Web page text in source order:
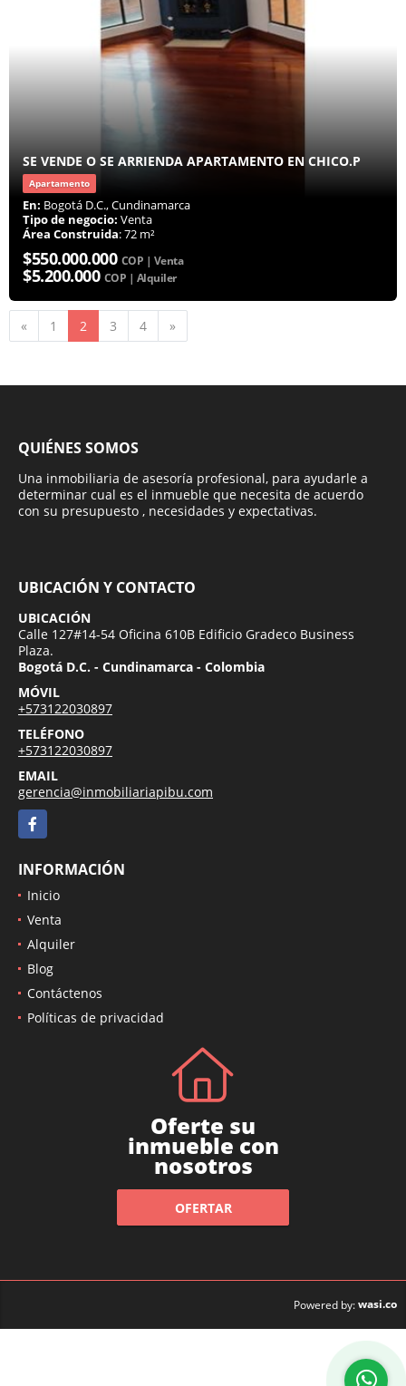
SE VENDE O SE ARRIENDA APARTAMENTO EN CHICO.P
Apartamento
En: Bogotá D.C., Cundinamarca
Tipo de negocio: Venta
Área Construida: 72 m²
$550.000.000 COP | Venta
$5.200.000 COP | Alquiler
« Anterior
1 2 3 4 »
QUIÉNES SOMOS
Una inmobiliaria de asesoría profesional, para ayudarle a
determinar cual es el inmueble que necesita de acuerdo
con su presupuesto , necesidades y expectativas.
UBICACIÓN Y CONTACTO
UBICACIÓN
Calle 127#14-54 Oficina 610B Edificio Gradeco Business
Plaza.
Bogotá D.C. - Cundinamarca - Colombia
MÓVIL
+573122030897
TELÉFONO
+573122030897
EMAIL
gerencia@inmobiliariapibu.com
Facebook
INFORMACIÓN
Inicio
Venta
Alquiler
Blog
Contáctenos
Políticas de privacidad
Oferte su
inmueble con
nosotros
OFERTAR
Powered by:wasi.co